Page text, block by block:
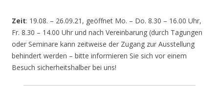
Zeit: 19.08. – 26.09.21, geöffnet Mo. – Do. 8.30 – 16.00 Uhr,
Fr. 8.30 – 14.00 Uhr und nach Vereinbarung (durch Tagungen
oder Seminare kann zeitweise der Zugang zur Ausstellung
behindert werden – bitte informieren Sie sich vor einem
Besuch sicherheitshalber bei uns!